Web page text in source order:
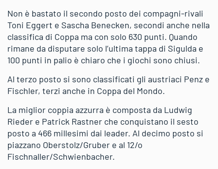
Non è bastato il secondo posto dei compagni-rivali
Toni Eggert e Sascha Benecken, secondi anche nella
classifica di Coppa ma con solo 630 punti. Quando
rimane da disputare solo l’ultima tappa di Sigulda e
100 punti in palio è chiaro che i giochi sono chiusi.
Al terzo posto si sono classificati gli austriaci Penz e
Fischler, terzi anche in Coppa del Mondo.
La miglior coppia azzurra è composta da Ludwig
Rieder e Patrick Rastner che conquistano il sesto
posto a 466 millesimi dai leader. Al decimo posto si
piazzano Oberstolz/Gruber e al 12/o
Fischnaller/Schwienbacher.